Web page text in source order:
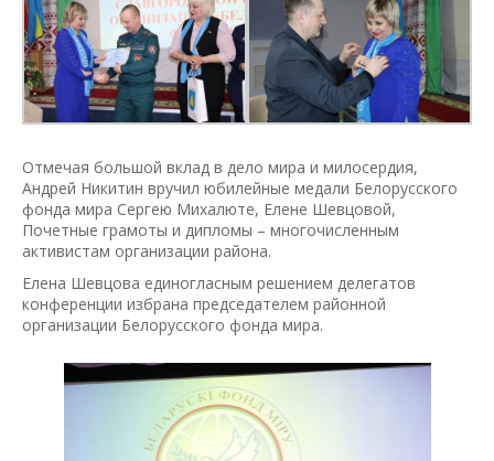
Отмечая большой вклад в дело мира и милосердия,
Андрей Никитин вручил юбилейные медали Белорусского
фонда мира Сергею Михалюте, Елене Шевцовой,
Почетные грамоты и дипломы – многочисленным
активистам организации района.
Елена Шевцова единогласным решением делегатов
конференции избрана председателем районной
организации Белорусского фонда мира.